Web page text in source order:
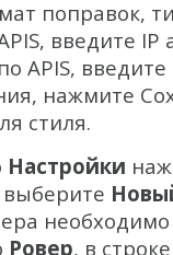
поправок,
введите IP
APIS,
нажмите
стиля.
Настройки
выберите
Ровер, в